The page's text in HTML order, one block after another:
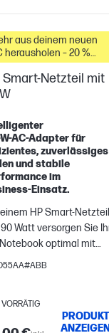
mobilen Design.
aus deinem neuen
herausholen – 20 %
auf Zubehör
Smart-Netzteil mit
für
zuverlässiges
und stabile
im
HP Smart-Netzteil
Watt versorgen Sie
Notebook optimal mit
und gleichen
Ersatz- oder
finden Sie immer
VORRÄTIG
PRODUKT